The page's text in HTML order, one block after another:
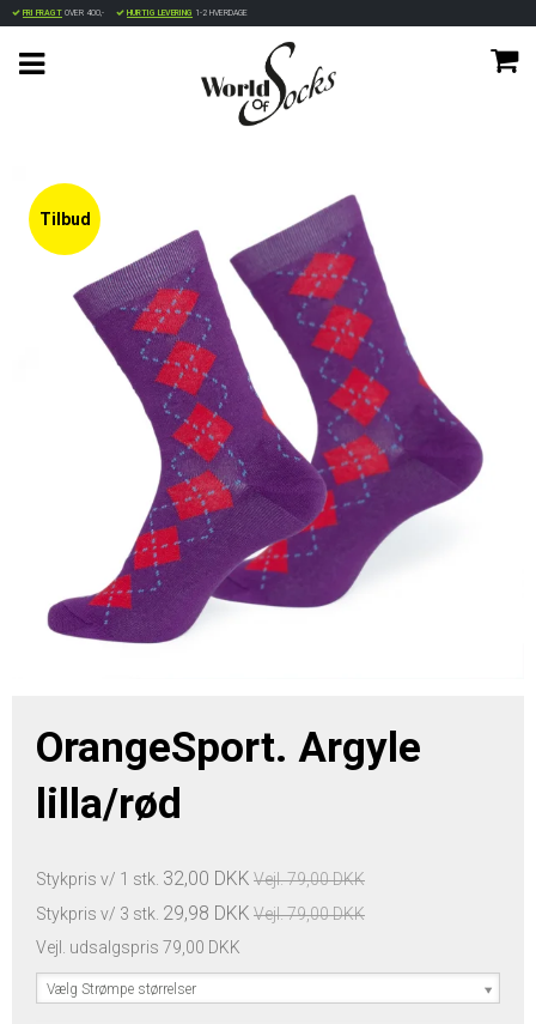
FRI FRAGT OVER 400,- HURTIG LEVERING 1-2 HVERDAGE
Tilbud
OrangeSport. Argyle
lilla/rød
Stykpris v/ 1 stk. 32,00 DKK Vejl. 79,00 DKK
Stykpris v/ 3 stk. 29,98 DKK Vejl. 79,00 DKK
Vejl. udsalgspris 79,00 DKK
Vælg Strømpe størrelser